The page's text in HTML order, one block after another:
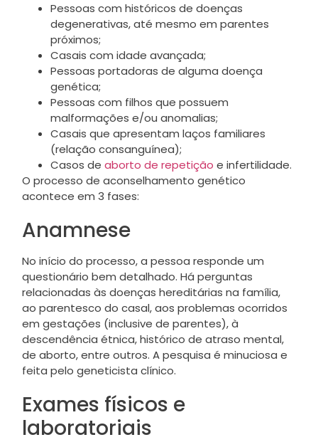
Pessoas com históricos de doenças
degenerativas, até mesmo em parentes
próximos;
Casais com idade avançada;
Pessoas portadoras de alguma doença
genética;
Pessoas com filhos que possuem
malformações e/ou anomalias;
Casais que apresentam laços familiares
(relação consanguínea);
Casos de aborto de repetição e infertilidade.
O processo de aconselhamento genético
acontece em 3 fases:
Anamnese
No início do processo, a pessoa responde um
questionário bem detalhado. Há perguntas
relacionadas às doenças hereditárias na família,
ao parentesco do casal, aos problemas ocorridos
em gestações (inclusive de parentes), à
descendência étnica, histórico de atraso mental,
de aborto, entre outros. A pesquisa é minuciosa e
feita pelo geneticista clínico.
Exames físicos e
laboratoriais